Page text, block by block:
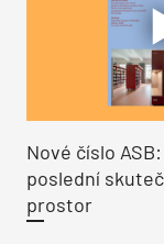
Nové číslo
poslední
prostor